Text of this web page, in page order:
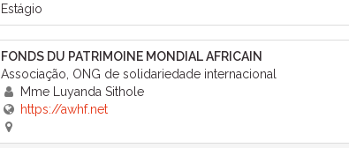
Estágio
FONDS DU PATRIMOINE MONDIAL AFRICAIN
Associação, ONG de solidariedade internacional
Mme Luyanda Sithole
https://awhf.net